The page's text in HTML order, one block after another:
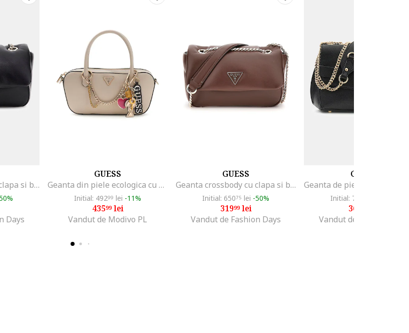
Geanta crossbody cu clapa si bareta din lant, Negru
Days
GUESS
Geanta din piele ecologica cu maner si talismane, Maro taupe deschis
Initial: 49299 lei -11%
43599lei
Vandut de Modivo PL
GUESS
Geanta crossbody cu clapa si bareta din lant, Maro
Initial: 65075 lei -50%
31999lei
Vandut de Fashion Days
GUESS
Initial: 752
369
Vandut de Fashion Days